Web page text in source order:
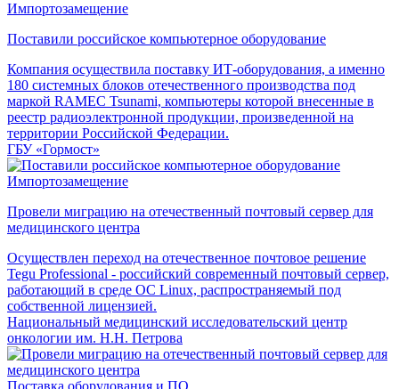
Импортозамещение
Поставили российское компьютерное оборудование
Компания осуществила поставку ИТ-оборудования, а именно
180 системных блоков отечественного производства под
маркой RAMEC Tsunami, компьютеры которой внесенные в
реестр радиоэлектронной продукции, произведенной на
территории Российской Федерации.
ГБУ «Гормост»
Импортозамещение
Провели миграцию на отечественный почтовый сервер для
медицинского центра
Осуществлен переход на отечественное почтовое решение
Tegu Professional - российский современный почтовый сервер,
работающий в среде ОС Linux, распространяемый под
собственной лицензией.
Национальный медицинский исследовательский центр
онкологии им. Н.Н. Петрова